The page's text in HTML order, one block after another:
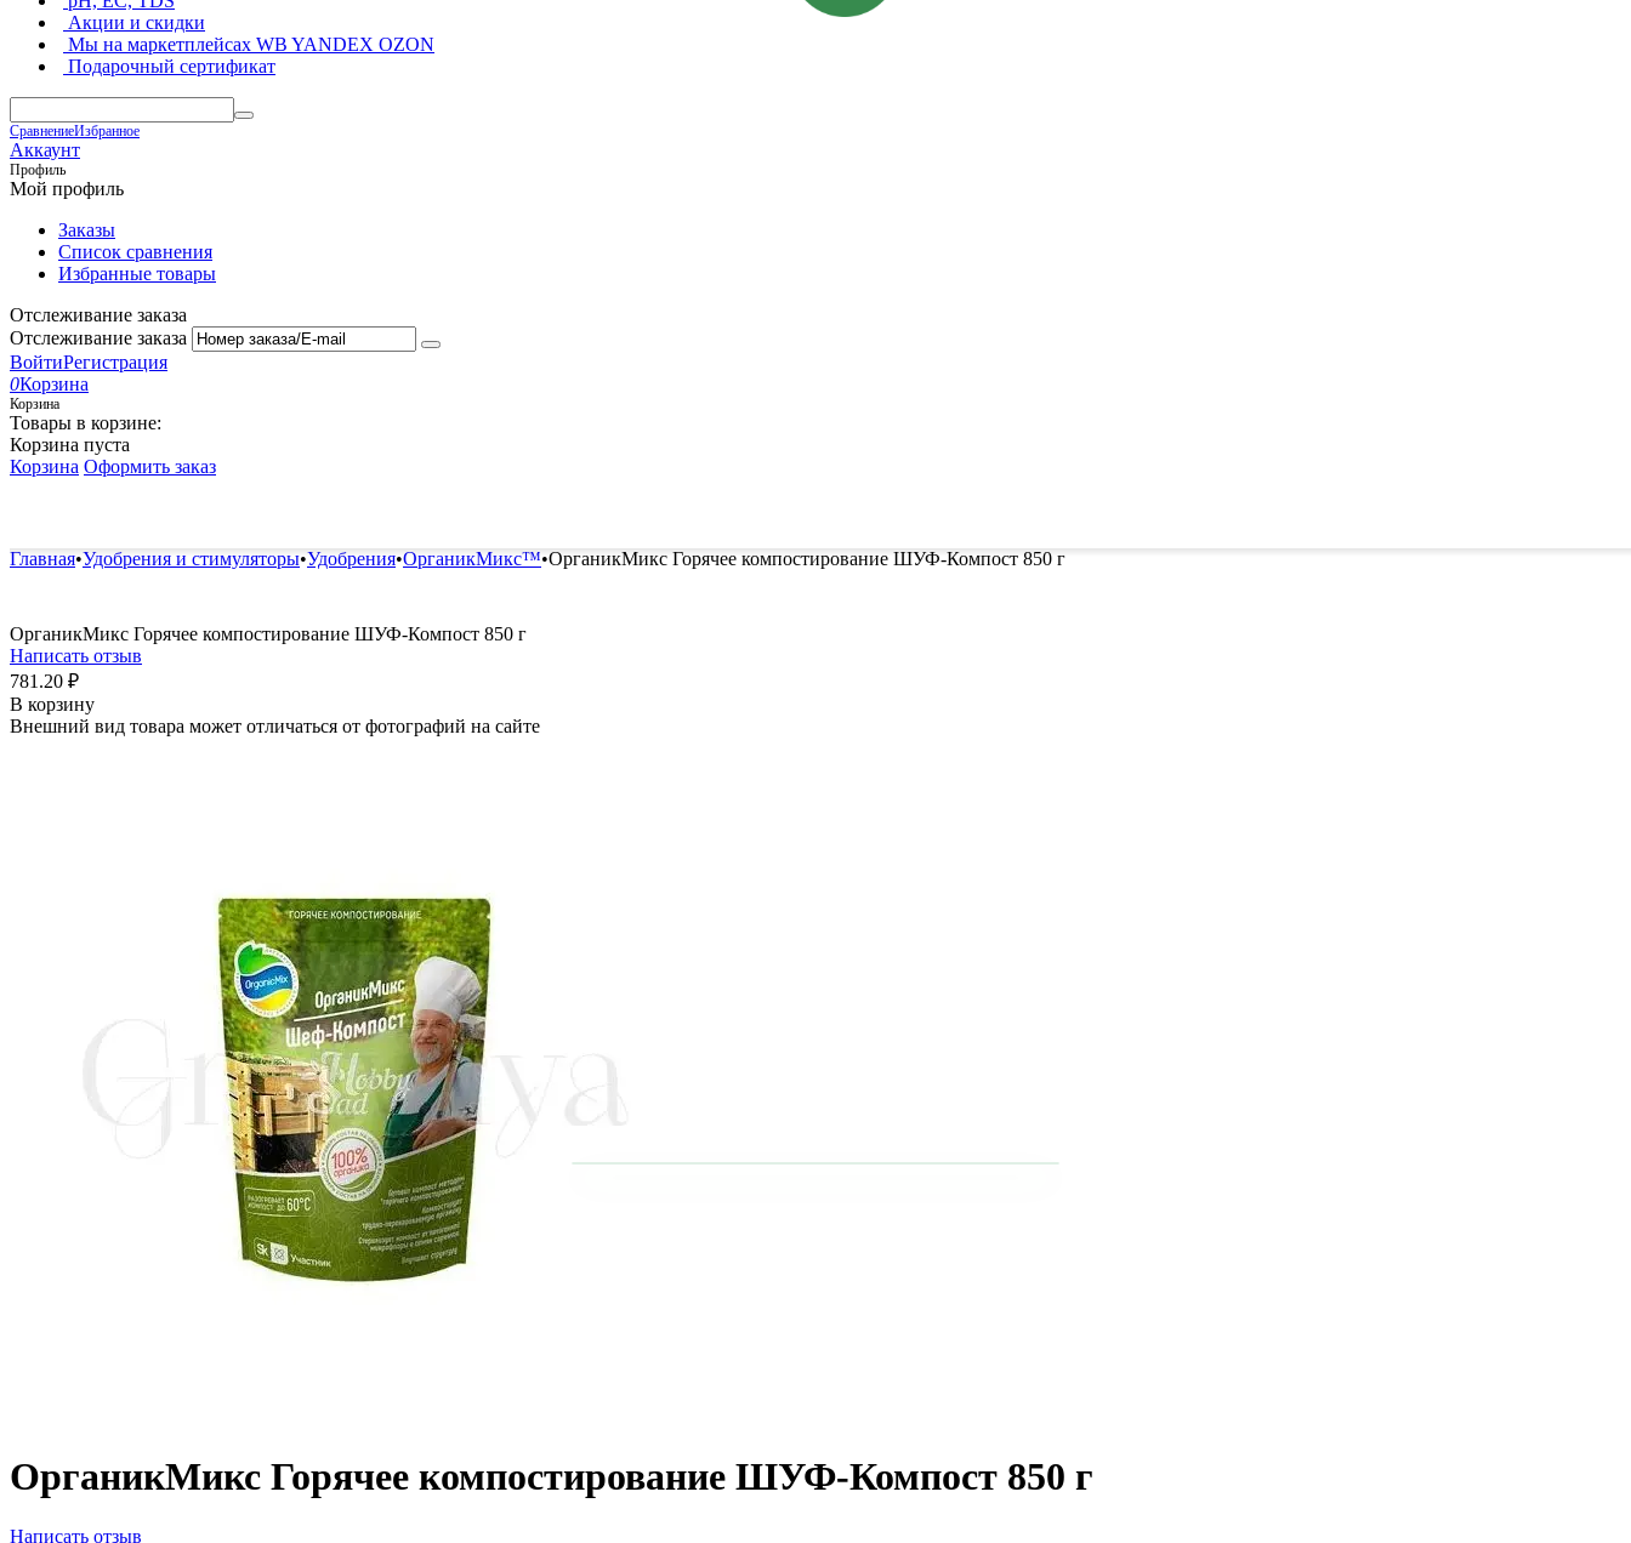
Акции и скидки
Мы на маркетплейсах WB YANDEX OZON
Подарочный сертификат
СравнениеИзбранное
Профиль
Аккаунт
Мой профиль
Заказы
Список сравнения
Избранные товары
Отслеживание заказа
Отслеживание заказа
ВойтиРегистрация
Корзина
0Корзина
Товары в корзине:
Корзина пуста
Корзина Оформить заказ
Главная•Удобрения и стимуляторы•Удобрения•ОрганикМикс™•ОрганикМикс Горячее компостирование ШУФ-Компост 850 г
ОрганикМикс Горячее компостирование ШУФ-Компост 850 г
Написать отзыв
781.20 ₽
В корзину
Внешний вид товара может отличаться от фотографий на сайте
ОрганикМикс Горячее компостирование ШУФ-Компост 850 г
Написать отзыв